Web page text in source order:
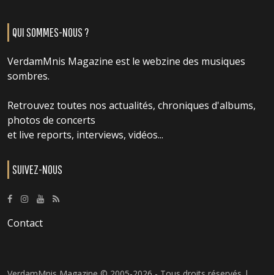
QUI SOMMES-NOUS ?
VerdamMnis Magazine est le webzine des musiques
sombres.
Retrouvez toutes nos actualités, chroniques d'albums,
photos de concerts
et live reports, interviews, vidéos...
SUIVEZ-NOUS
Contact